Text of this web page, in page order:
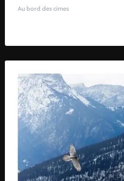
Au bord des cimes